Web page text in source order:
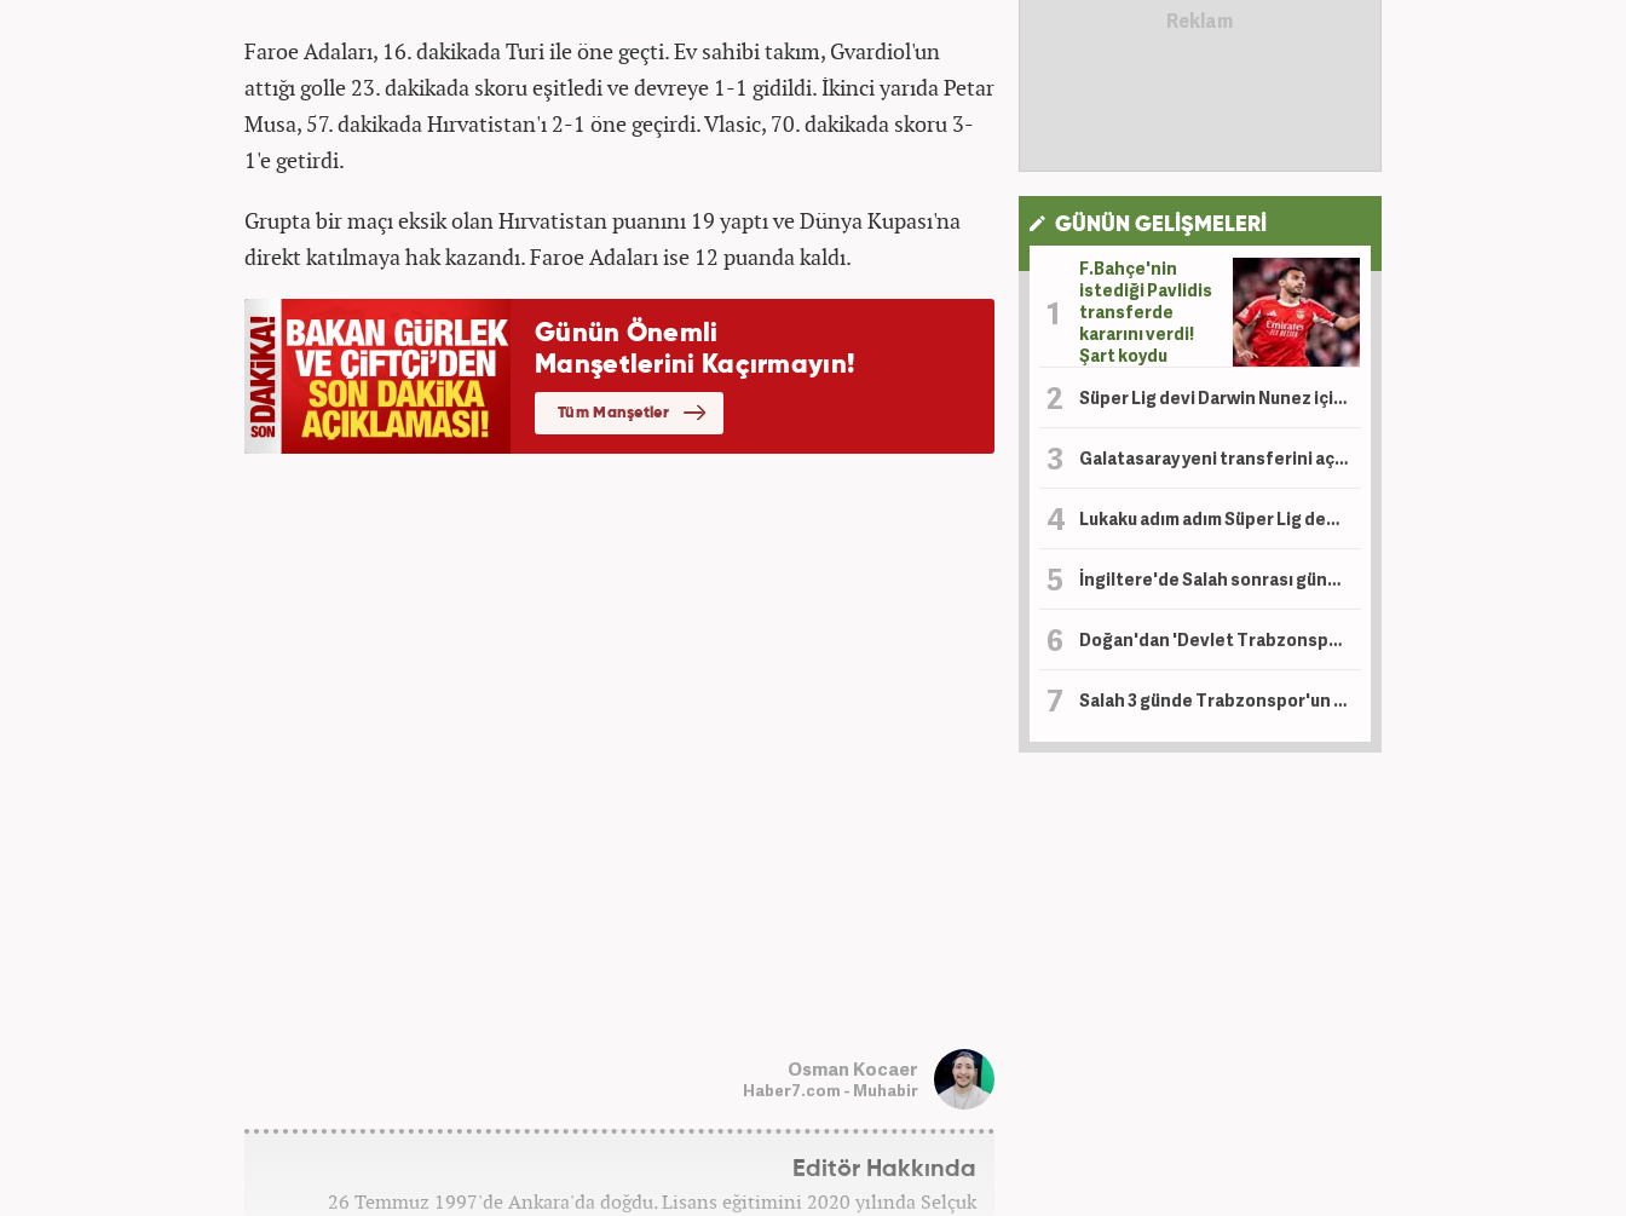
Faroe Adaları, 16. dakikada Turi ile öne geçti. Ev sahibi takım, Gvardiol'un
attığı golle 23. dakikada skoru eşitledi ve devreye 1-1 gidildi. İkinci yarıda Petar
Musa, 57. dakikada Hırvatistan'ı 2-1 öne geçirdi. Vlasic, 70. dakikada skoru 3-
1'e getirdi.
Grupta bir maçı eksik olan Hırvatistan puanını 19 yaptı ve Dünya Kupası'na
direkt katılmaya hak kazandı. Faroe Adaları ise 12 puanda kaldı.
Osman Kocaer
Haber7.com - Muhabir
Editör Hakkında
26 Temmuz 1997'de Ankara'da doğdu. Lisans eğitimini 2020 yılında Selçuk
GÜNÜN GELİŞMELERİ
F.Bahçe'nin
istediği Pavlidis
transferde
kararını verdi!
Şart koydu
Süper Lig devi Darwin Nunez için uçağı kaldırıyor!
Galatasaray yeni transferini açıkladı!
Lukaku adım adım Süper Lig devine! Peş peşe açıklamalar
İngiltere'de Salah sonrası gündem Türkiye: Süper Lig, Suudi Arabistan'a rakip oldu!
Doğan'dan 'Devlet Trabzonspor'a para veriyor iddialarına yalanlama! 'Ahlaksızca'
Salah 3 günde Trabzonspor'un kasasını ağzına kadar doldurdu!